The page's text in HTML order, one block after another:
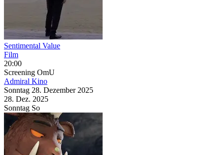
Sentimental Value
Film
20:00
Screening OmU
Admiral Kino
Sonntag 28. Dezember 2025
28. Dez. 2025
Sonntag So